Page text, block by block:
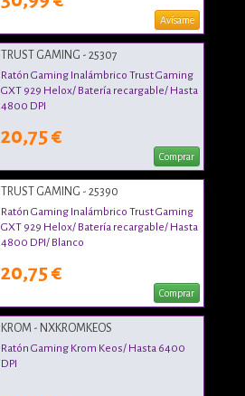
Avísame
TRUST GAMING - 25307
Ratón Gaming Inalámbrico Trust Gaming
GXT 929 Helox/ Batería recargable/ Hasta
4800 DPI
20,75 €
Comprar
TRUST GAMING - 25390
Ratón Gaming Inalámbrico Trust Gaming
GXT 929 Helox/ Batería recargable/ Hasta
4800 DPI/ Blanco
20,75 €
Comprar
KROM - NXKROMKEOS
Ratón Gaming Krom Keos/ Hasta 6400
DPI